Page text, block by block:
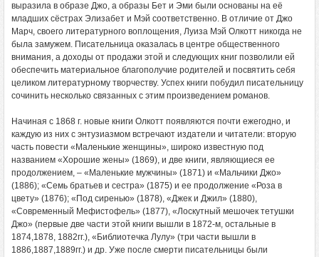
выразила в образе Джо, а образы Бет и Эми были основаны на её
младших сёстрах Элизабет и Мэй соответственно. В отличие от Джо
Марч, своего литературного воплощения, Луиза Мэй Олкотт никогда не
была замужем. Писательница оказалась в центре общественного
внимания, а доходы от продажи этой и следующих книг позволили ей
обеспечить материальное благополучие родителей и посвятить себя
целиком литературному творчеству. Успех книги побудил писательницу
сочинить несколько связанных с этим произведением романов.
Начиная с 1868 г. новые книги Олкотт появляются почти ежегодно, и
каждую из них с энтузиазмом встречают издатели и читатели: вторую
часть повести «Маленькие женщины», широко известную под
названием «Хорошие жены» (1869), и две книги, являющиеся ее
продолжением, – «Маленькие мужчины» (1871) и «Мальчики Джо»
(1886); «Семь братьев и сестра» (1875) и ее продолжение «Роза в
цвету» (1876); «Под сиренью» (1878), «Джек и Джил» (1880),
«Современный Мефистофель» (1877), «Лоскутный мешочек тетушки
Джо» (первые две части этой книги вышли в 1872-м, остальные в
1874,1878, 1882гг.), «Библиотечка Лулу» (три части вышли в
1886,1887,1889гг.) и др. Уже после смерти писательницы были